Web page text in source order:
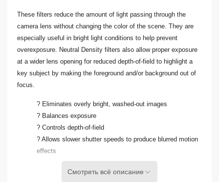
These filters reduce the amount of light passing through the
camera lens without changing the color of the scene. They are
especially useful in bright light conditions to help prevent
overexposure. Neutral Density filters also allow proper exposure
at a wider lens opening for reduced depth-of-field to highlight a
key subject by making the foreground and/or background out of
focus.
? Eliminates overly bright, washed-out images
? Balances exposure
? Controls depth-of-field
? Allows slower shutter speeds to produce blurred motion
effects
Смотреть всё описание